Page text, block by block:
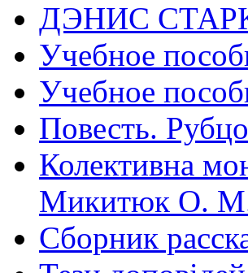
ДЭНИС СТАРК.
Учебное
Учебное
Повесть.
Колективна
Микитюк О. М.
Сборник